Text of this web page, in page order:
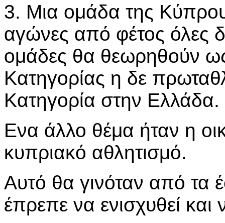
3. Μια ομάδα της
αγώνες από φέτος όλες
ομάδες θα θεωρηθούν
Κατηγορίας η δε
Κατηγορία στην Ελλάδα.
Ενα άλλο θέμα ήταν η
κυπριακό αθλητισμό.
Αυτό θα γινόταν από
έπρεπε να ενισχυθεί και